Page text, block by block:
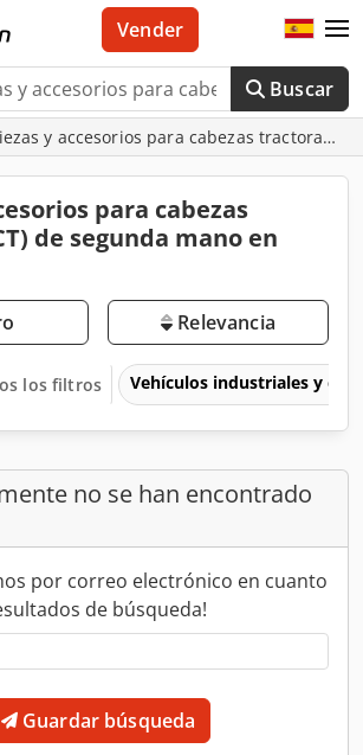
Buscar
Vender
y accesorios para cabezas tractoras
para cabezas
de segunda mano en
Relevancia
los filtros Vehículos industriales y
no se han encontrado
por correo electrónico en cuanto
de búsqueda!
Guardar búsqueda